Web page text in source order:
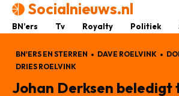
Socialnieuws.nl
BN’ers Tv Royalty Politiek
BN'ERS EN STERREN DAVE ROELVINK
DRIES ROELVINK
Johan Derksen